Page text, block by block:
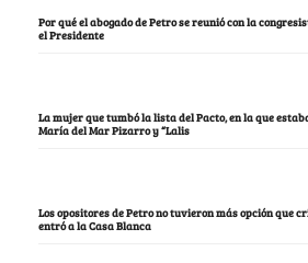
Por qué el abogado de Petro se reunió con la
el Presidente
La mujer que tumbó la lista del Pacto, en la que
María del Mar Pizarro y “Lalis
Los opositores de Petro no tuvieron más opción que
entró a la Casa Blanca